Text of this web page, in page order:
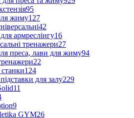
95
жиму127
42
армреслінгу16
тренажери27
преса, лави для жиму94
22
124
для залу229
11
9
GYM26